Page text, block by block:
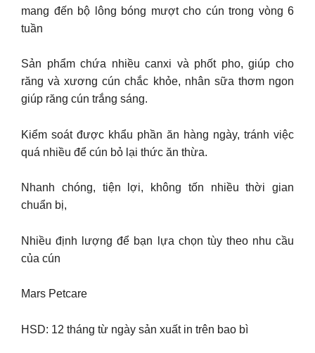
mang đến bộ lông bóng mượt cho cún trong vòng 6
tuần
Sản phẩm chứa nhiều canxi và phốt pho, giúp cho
răng và xương cún chắc khỏe, nhân sữa thơm ngon
giúp răng cún trắng sáng.
Kiểm soát được khẩu phần ăn hàng ngày, tránh việc
quá nhiều để cún bỏ lại thức ăn thừa.
Nhanh chóng, tiện lợi, không tốn nhiều thời gian
chuẩn bị,
Nhiều định lượng để bạn lựa chọn tùy theo nhu cầu
của cún
Mars Petcare
HSD: 12 tháng từ ngày sản xuất in trên bao bì